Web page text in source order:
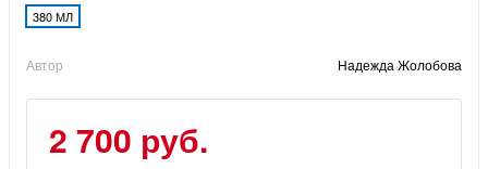
380 МЛ
Автор Надежда Жолобова
2 700 руб.